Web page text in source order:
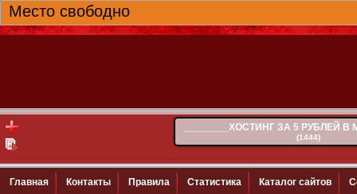
Место свободно
________ХОСТИНГ ЗА 5 РУБЛЕЙ В
(1444)
Главная Контакты Правила Статистика Каталог сайтов